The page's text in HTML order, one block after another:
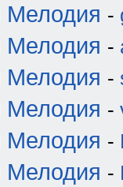
Мелодия -
Мелодия -
Мелодия -
Мелодия -
Мелодия -
Мелодия -